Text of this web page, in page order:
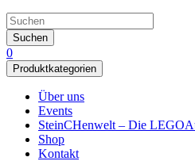
Suchen
0
Produktkategorien
Über uns
Events
SteinCHenwelt – Die
Shop
Kontakt